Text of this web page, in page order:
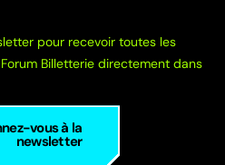
pour recevoir toutes les
Billetterie directement dans
vous à la
newsletter